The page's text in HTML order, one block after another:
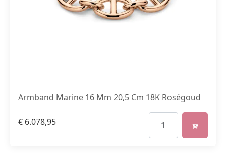
Armband Marine 16 Mm 20,5 Cm 18K Roségoud
€ 6.078,95